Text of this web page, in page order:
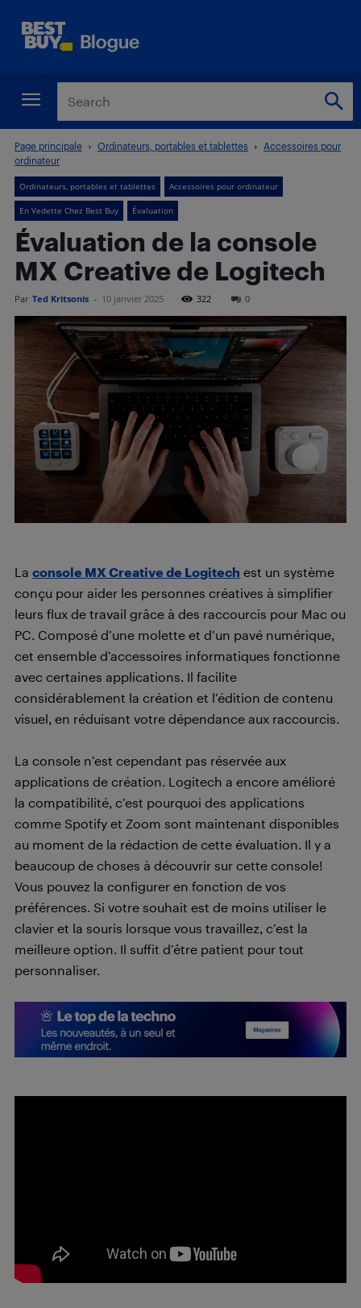
Page principale Ordinateurs, portables et tablettes
Accessoires pour
ordinateur
Ordinateurs, portables et tablettes Accessoires pour ordinateur
En Vedette Chez Best Buy Évaluation
Évaluation de la console
MX Creative de Logitech
Par Ted Kritsonis - 10 janvier 2025 322 0
La console MX Creative de Logitech est un système
conçu pour aider les personnes créatives à simplifier
leurs flux de travail grâce à des raccourcis pour Mac ou
PC. Composé d’une molette et d’un pavé numérique,
cet ensemble d’accessoires informatiques fonctionne
avec certaines applications. Il facilite
considérablement la création et l’édition de contenu
visuel, en réduisant votre dépendance aux raccourcis.
La console n’est cependant pas réservée aux
applications de création. Logitech a encore amélioré
la compatibilité, c’est pourquoi des applications
comme Spotify et Zoom sont maintenant disponibles
au moment de la rédaction de cette évaluation. Il y a
beaucoup de choses à découvrir sur cette console!
Vous pouvez la configurer en fonction de vos
préférences. Si votre souhait est de moins utiliser le
clavier et la souris lorsque vous travaillez, c’est la
meilleure option. Il suffit d’être patient pour tout
personnaliser.